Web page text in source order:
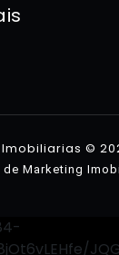
©
de Marketing